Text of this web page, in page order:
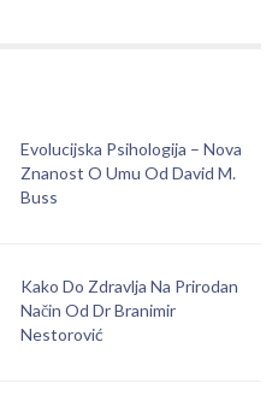
Evolucijska Psihologija – Nova
Znanost O Umu Od David M.
Buss
Kako Do Zdravlja Na Prirodan
Način Od Dr Branimir
Nestorović